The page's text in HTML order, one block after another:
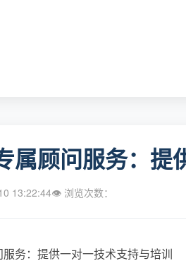
属顾问服务：提
13:22:44👁 浏览次数：